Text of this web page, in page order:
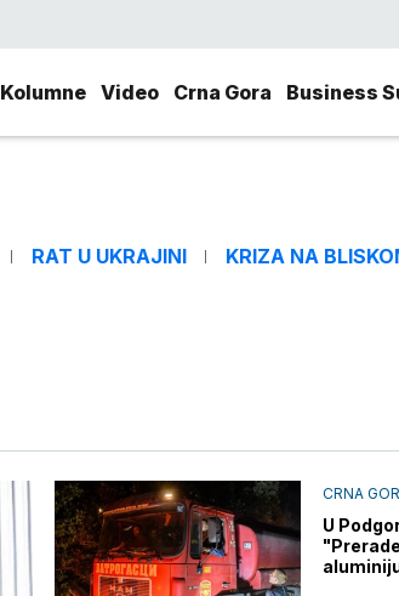
Kolumne Video Crna Gora Business
RAT U UKRAJINI KRIZA NA
CRNA
U